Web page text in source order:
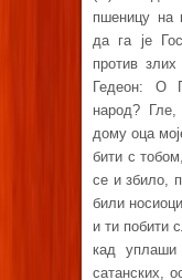
пшеницу на
да га је
против
Гедеон: О
народ?
дому оца
бити с
се и збило,
били
и ти побити
кад
сатанских,